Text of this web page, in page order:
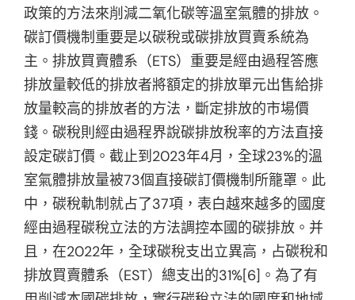
政策的方法來削減二氧化碳等溫室氣體的排放。
碳訂價機制重要是以碳稅或碳排放買賣系統為
主。排放買賣體系（ETS）重要是經由過程答應
排放量較低的排放者將額定的排放單元出售給排
放量較高的排放者的方法，斷定排放的市場價
錢。碳稅則經由過程界說碳排放稅率的方法直接
設定碳訂價。截止到2023年4月，全球23%的溫
室氣體排放量被73個直接碳訂價機制所籠罩。此
中，碳稅軌制就占了37項，表白越來越多的國度
經由過程碳稅立法的方法調控本國的碳排放。并
且，在2022年，全球碳稅支出立異高，占碳稅和
排放買賣體系（EST）總支出的31%[6]。為了有